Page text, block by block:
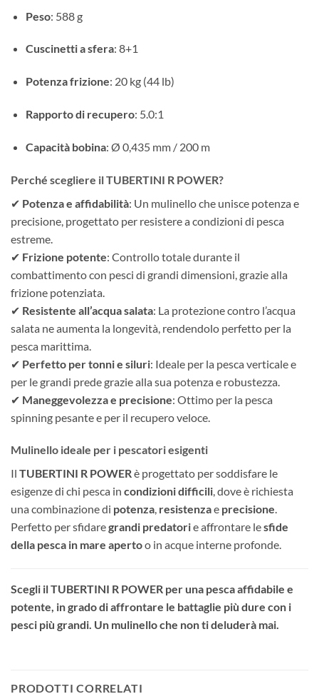
Peso: 588 g
Cuscinetti a sfera: 8+1
Potenza frizione: 20 kg (44 lb)
Rapporto di recupero: 5.0:1
Capacità bobina: Ø 0,435 mm / 200 m
Perché scegliere il TUBERTINI R POWER?
✔ Potenza e affidabilità: Un mulinello che unisce potenza e
precisione, progettato per resistere a condizioni di pesca
estreme.
✔ Frizione potente: Controllo totale durante il
combattimento con pesci di grandi dimensioni, grazie alla
frizione potenziata.
✔ Resistente all’acqua salata: La protezione contro l’acqua
salata ne aumenta la longevità, rendendolo perfetto per la
pesca marittima.
✔ Perfetto per tonni e siluri: Ideale per la pesca verticale e
per le grandi prede grazie alla sua potenza e robustezza.
✔ Maneggevolezza e precisione: Ottimo per la pesca
spinning pesante e per il recupero veloce.
Mulinello ideale per i pescatori esigenti
Il TUBERTINI R POWERè progettato per soddisfare le
esigenze di chi pesca in condizioni difficili, dove è richiesta
una combinazione di potenza, resistenzae precisione.
Perfetto per sfidaregrandi predatorie affrontare lesfide
della pesca in mare apertoo in acque interne profonde.
Scegli il TUBERTINI R POWER per una pesca affidabile e
potente, in grado di affrontare le battaglie più dure con i
pesci più grandi. Un mulinello che non ti deluderà mai.
PRODOTTI CORRELATI